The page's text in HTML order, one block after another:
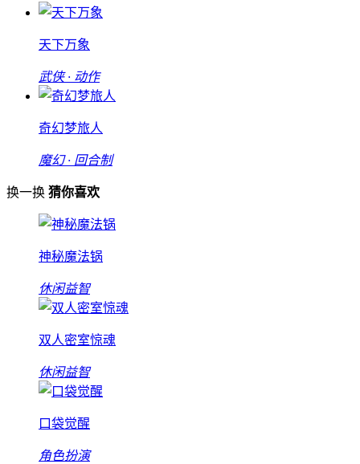
天下万象
武侠 · 动作
奇幻梦旅人
魔幻 · 回合制
换一换 猜你喜欢
神秘魔法锅
休闲益智
双人密室惊魂
休闲益智
口袋觉醒
角色扮演